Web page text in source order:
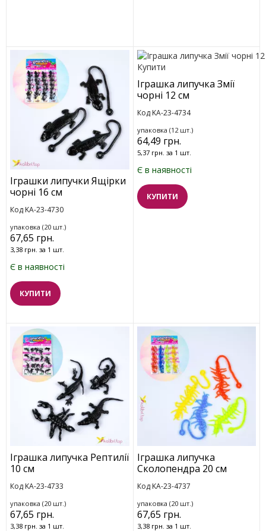
Іграшки липучки Ящірки
чорні 16 см
Код KA-23-4730
упаковка (20 шт.)
67,65 грн.
3,38 грн. за 1 шт.
Є в наявності
КУПИТИ
Іграшка липучка Змії
чорні 12 см
Код KA-23-4734
упаковка (12 шт.)
64,49 грн.
5,37 грн. за 1 шт.
Є в наявності
КУПИТИ
Іграшка липучка Рептилії
10 см
Код KA-23-4733
упаковка (20 шт.)
67,65 грн.
3,38 грн. за 1 шт.
Іграшка липучка
Сколопендра 20 см
Код KA-23-4737
упаковка (20 шт.)
67,65 грн.
3,38 грн. за 1 шт.